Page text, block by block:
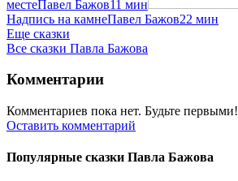
местеПавел Бажов11 мин
Надпись на камнеПавел Бажов22 мин
Еще сказки
Все сказки Павла Бажова
Комментарии
Комментариев пока нет. Будьте первыми!
Оставить комментарий
Популярные сказки Павла Бажова